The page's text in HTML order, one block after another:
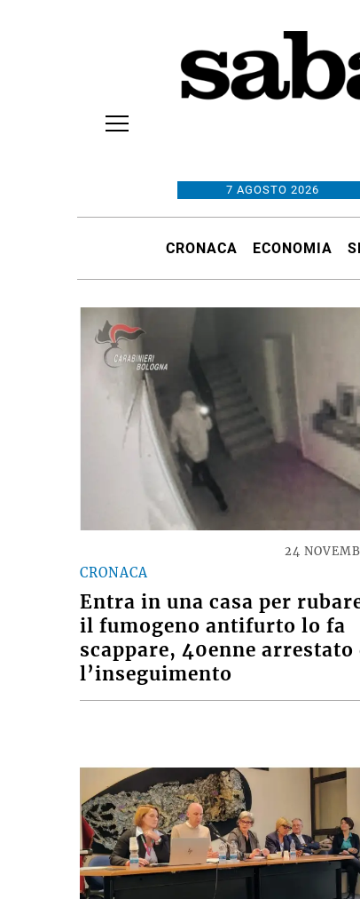
7 AGOSTO 2026
CRONACA ECONOMIA
CRONACA
Entra in una casa per
il fumogeno antifurto lo fa
scappare, 40enne arrestato
l’inseguimento
24